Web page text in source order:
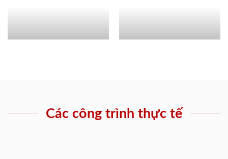
Các công trình thực tế